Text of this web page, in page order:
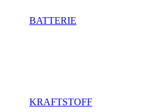
BATTERIE
KRAFTSTOFF